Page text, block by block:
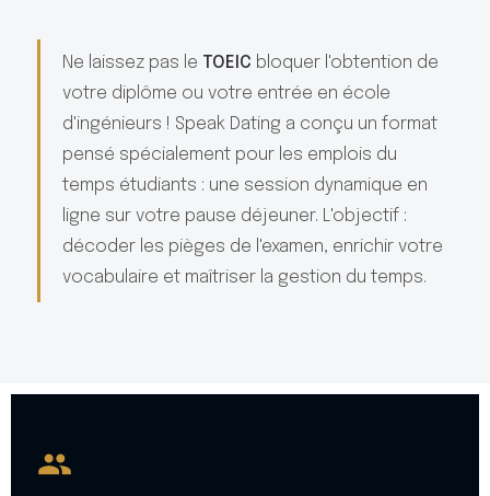
Ne laissez pas le TOEIC bloquer l'obtention de
votre diplôme ou votre entrée en école
d'ingénieurs ! Speak Dating a conçu un format
pensé spécialement pour les emplois du
temps étudiants : une session dynamique en
ligne sur votre pause déjeuner. L'objectif :
décoder les pièges de l'examen, enrichir votre
vocabulaire et maîtriser la gestion du temps.